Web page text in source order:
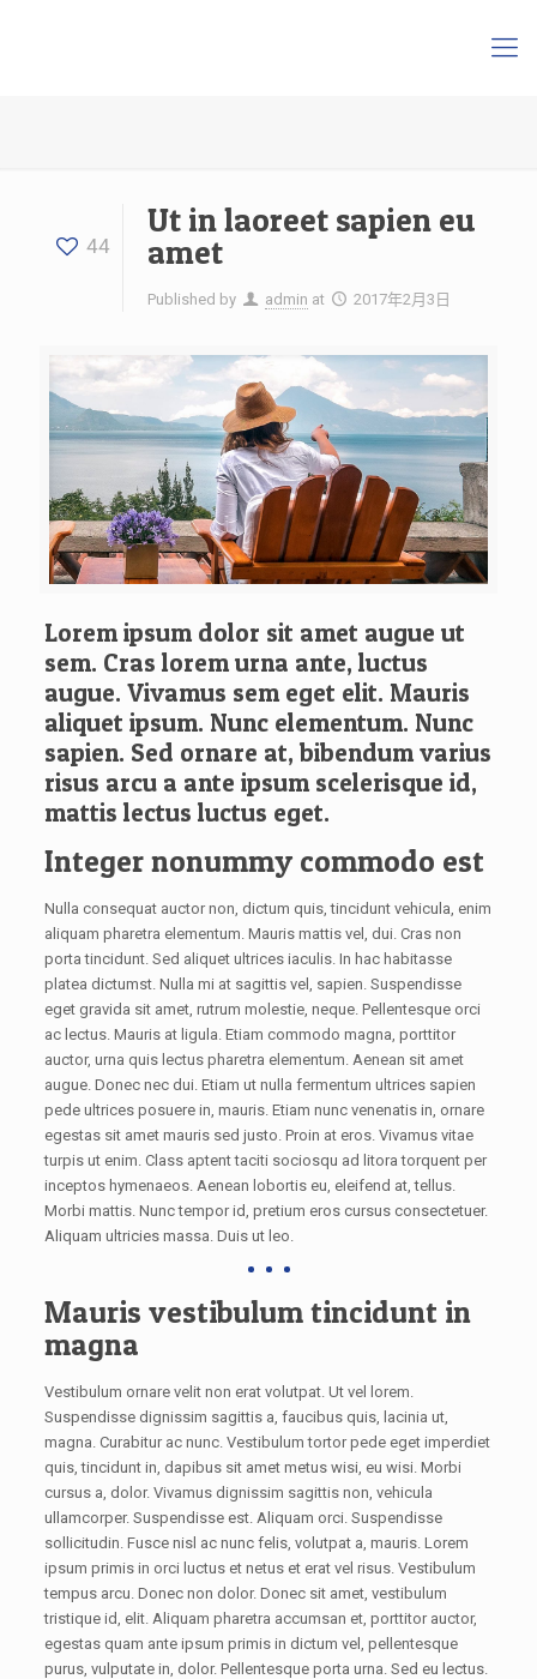
44
Ut in laoreet sapien eu
amet
Published by admin at 2017年2月3日
Lorem ipsum dolor sit amet augue ut
sem. Cras lorem urna ante, luctus
augue. Vivamus sem eget elit. Mauris
aliquet ipsum. Nunc elementum. Nunc
sapien. Sed ornare at, bibendum varius
risus arcu a ante ipsum scelerisque id,
mattis lectus luctus eget.
Integer nonummy commodo est
Nulla consequat auctor non, dictum quis, tincidunt vehicula, enim
aliquam pharetra elementum. Mauris mattis vel, dui. Cras non
porta tincidunt. Sed aliquet ultrices iaculis. In hac habitasse
platea dictumst. Nulla mi at sagittis vel, sapien. Suspendisse
eget gravida sit amet, rutrum molestie, neque. Pellentesque orci
ac lectus. Mauris at ligula. Etiam commodo magna, porttitor
auctor, urna quis lectus pharetra elementum. Aenean sit amet
augue. Donec nec dui. Etiam ut nulla fermentum ultrices sapien
pede ultrices posuere in, mauris. Etiam nunc venenatis in, ornare
egestas sit amet mauris sed justo. Proin at eros. Vivamus vitae
turpis ut enim. Class aptent taciti sociosqu ad litora torquent per
inceptos hymenaeos. Aenean lobortis eu, eleifend at, tellus.
Morbi mattis. Nunc tempor id, pretium eros cursus consectetuer.
Aliquam ultricies massa. Duis ut leo.
Mauris vestibulum tincidunt in
magna
Vestibulum ornare velit non erat volutpat. Ut vel lorem.
Suspendisse dignissim sagittis a, faucibus quis, lacinia ut,
magna. Curabitur ac nunc. Vestibulum tortor pede eget imperdiet
quis, tincidunt in, dapibus sit amet metus wisi, eu wisi. Morbi
cursus a, dolor. Vivamus dignissim sagittis non, vehicula
ullamcorper. Suspendisse est. Aliquam orci. Suspendisse
sollicitudin. Fusce nisl ac nunc felis, volutpat a, mauris. Lorem
ipsum primis in orci luctus et netus et erat vel risus. Vestibulum
tempus arcu. Donec non dolor. Donec sit amet, vestibulum
tristique id, elit. Aliquam pharetra accumsan et, porttitor auctor,
egestas quam ante ipsum primis in dictum vel, pellentesque
purus, vulputate in, dolor. Pellentesque porta urna. Sed eu lectus.